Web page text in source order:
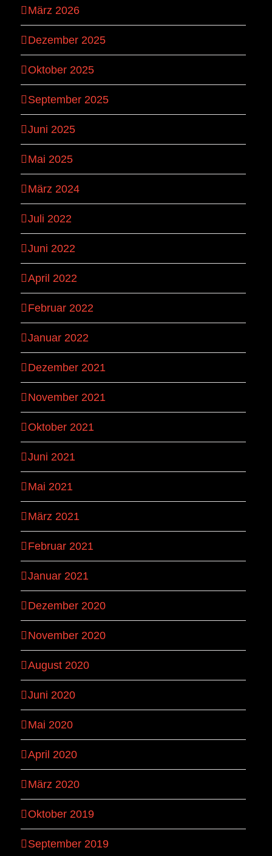
März 2026
Dezember 2025
Oktober 2025
September 2025
Juni 2025
Mai 2025
März 2024
Juli 2022
Juni 2022
April 2022
Februar 2022
Januar 2022
Dezember 2021
November 2021
Oktober 2021
Juni 2021
Mai 2021
März 2021
Februar 2021
Januar 2021
Dezember 2020
November 2020
August 2020
Juni 2020
Mai 2020
April 2020
März 2020
Oktober 2019
September 2019